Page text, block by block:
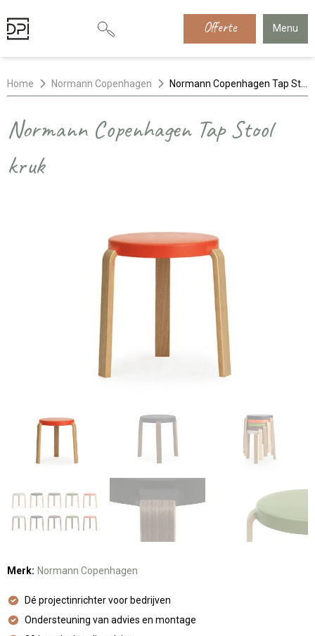
Offerte Menu
Home Normann Copenhagen
Normann Copenhagen Tap Stool
kruk
Merk: Normann Copenhagen
Dé projectinrichter voor bedrijven
Ondersteuning van advies en montage